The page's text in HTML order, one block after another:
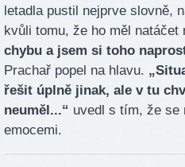
letadla pustil nejprve slovně,
kvůli tomu, že ho měl natáčet
chybu a jsem si toho
Prachař popel na hlavu.
řešit úplně jinak, ale v tu
neuměl...“ uvedl s tím, že se
emocemi.